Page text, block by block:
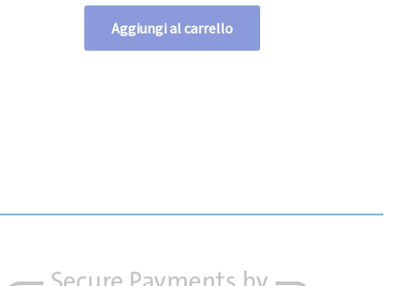
Aggiungi al carrello